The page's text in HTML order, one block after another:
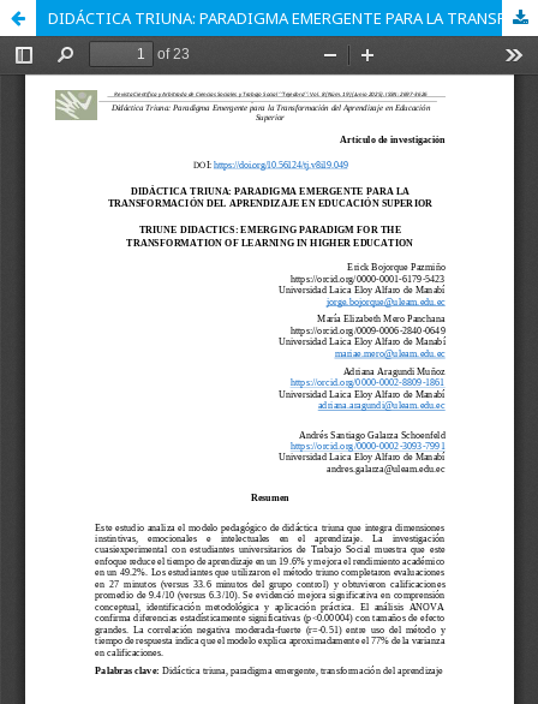
DIDÁCTICA TRIUNA: PARADIGMA EMERGENTE PARA LA TRANSFORMACIÓN DEL APRENDIZAJE EN EDUCACIÓN SUPERIOR